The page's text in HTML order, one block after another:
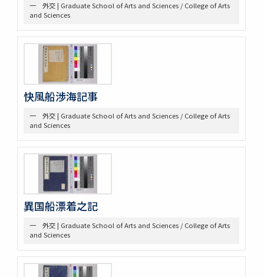
二 駒場図書館蔵書
一 外交 | Graduate School of Arts and Sciences / College of Arts
and Sciences
快風船渉海記事
一 外交 | Graduate School of Arts and Sciences / College of Arts
and Sciences
異国船漂着之記
一 外交 | Graduate School of Arts and Sciences / College of Arts
and Sciences